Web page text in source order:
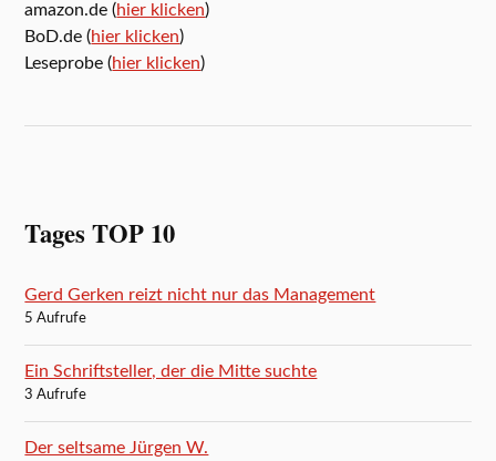
amazon.de (hier klicken)
BoD.de (hier klicken)
Leseprobe (hier klicken)
Tages TOP 10
Gerd Gerken reizt nicht nur das Management
5 Aufrufe
Ein Schriftsteller, der die Mitte suchte
3 Aufrufe
Der seltsame Jürgen W.